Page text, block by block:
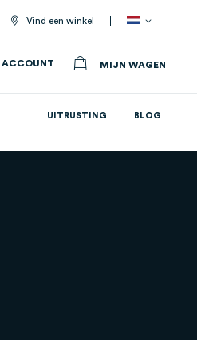
Vind een winkel
ACCOUNT MIJN WAGEN
UITRUSTING BLOG